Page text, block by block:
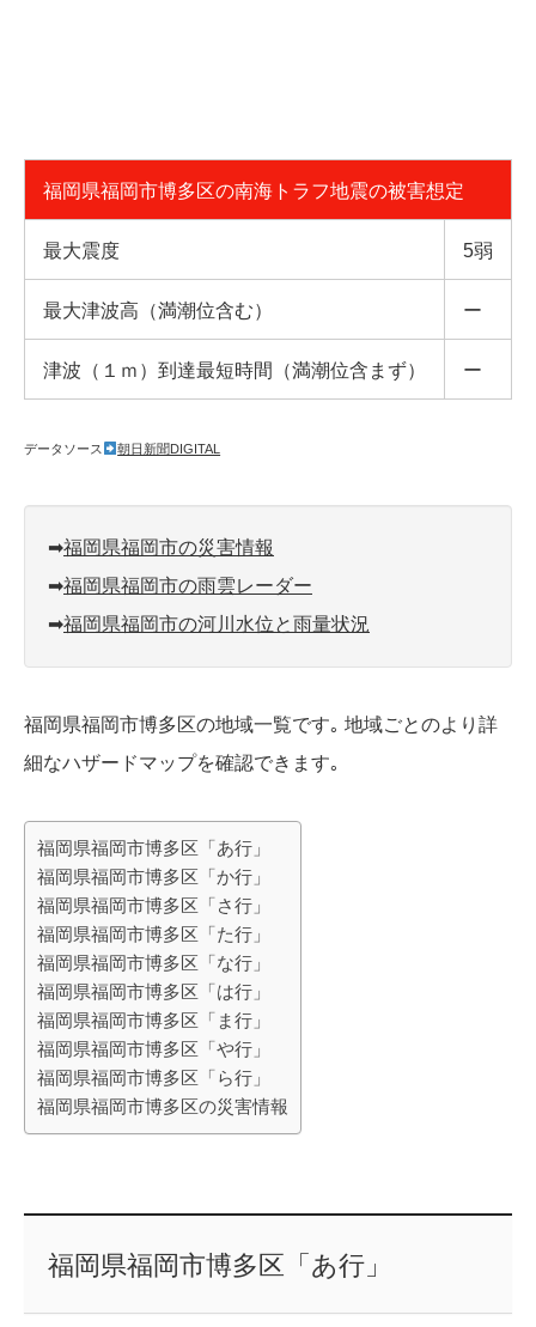
福岡県福岡市博多区の南海トラフ地震の被害想定
最大震度 5弱
最大津波高（満潮位含む） ー
津波（１ｍ）到達最短時間（満潮位含まず） ー
データソース 朝日新聞DIGITAL
➡︎福岡県福岡市の災害情報
➡︎福岡県福岡市の雨雲レーダー
➡︎福岡県福岡市の河川水位と雨量状況
福岡県福岡市博多区の地域一覧です｡ 地域ごとのより詳
細なハザードマップを確認できます｡
福岡県福岡市博多区「あ行」
福岡県福岡市博多区「か行」
福岡県福岡市博多区「さ行」
福岡県福岡市博多区「た行」
福岡県福岡市博多区「な行」
福岡県福岡市博多区「は行」
福岡県福岡市博多区「ま行」
福岡県福岡市博多区「や行」
福岡県福岡市博多区「ら行」
福岡県福岡市博多区の災害情報
福岡県福岡市博多区「あ行」